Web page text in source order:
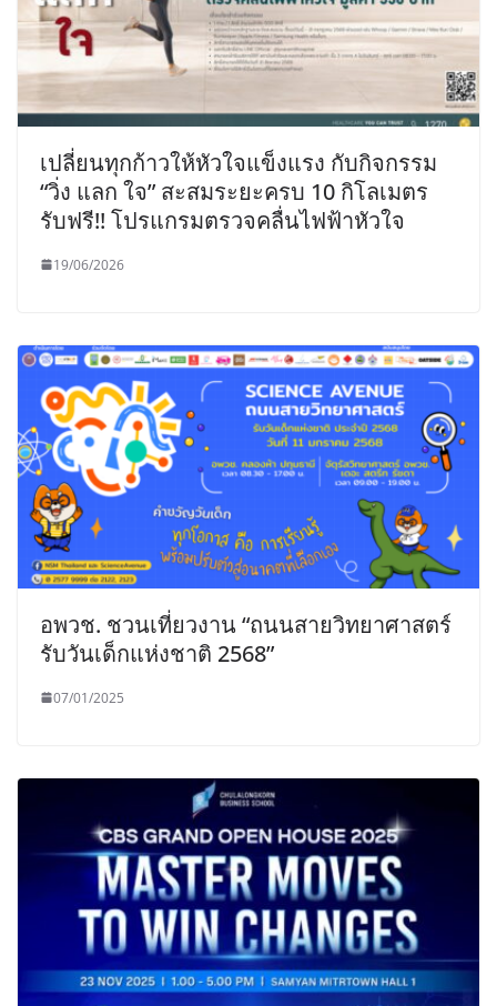
เปลี่ยนทุกก้าวให้หัวใจแข็งแรง กับกิจกรรม
“วิ่ง แลก ใจ” สะสมระยะครบ 10 กิโลเมตร
รับฟรี!! โปรแกรมตรวจคลื่นไฟฟ้าหัวใจ
19/06/2026
อพวช. ชวนเที่ยวงาน “ถนนสายวิทยาศาสตร์
รับวันเด็กแห่งชาติ 2568”
07/01/2025